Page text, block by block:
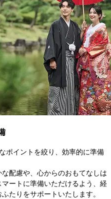
ポイントを絞り、効率的に準備
配慮や、心からのおもてなしは
ートに準備いただけるよう、経
たりをサポートいたします。